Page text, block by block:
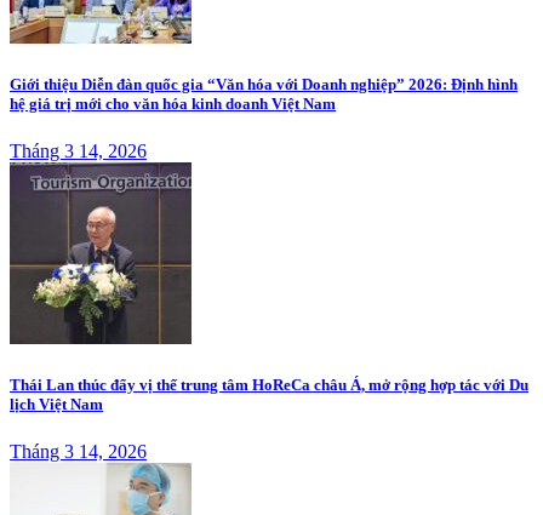
Giới thiệu Diễn đàn quốc gia “Văn hóa với Doanh nghiệp” 2026: Định hình
hệ giá trị mới cho văn hóa kinh doanh Việt Nam
Tháng 3 14, 2026
Thái Lan thúc đẩy vị thế trung tâm HoReCa châu Á, mở rộng hợp tác với Du
lịch Việt Nam
Tháng 3 14, 2026